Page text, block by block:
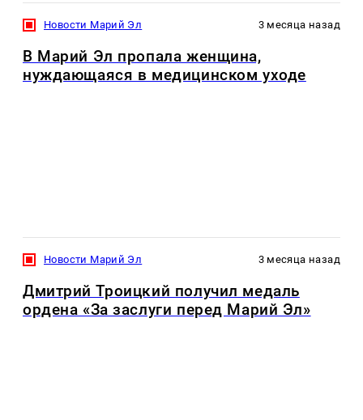
Новости Марий Эл 3 месяца назад
В Марий Эл пропала женщина,
нуждающаяся в медицинском уходе
Новости Марий Эл 3 месяца назад
Дмитрий Троицкий получил медаль
ордена «За заслуги перед Марий Эл»